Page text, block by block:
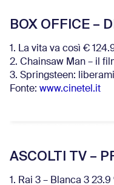
BOX OFFICE –
1. La vita va così €
2. Chainsaw Man – il
3. Springsteen:
Fonte: www.cinetel.it
ASCOLTI TV –
1. Rai 3 – Blanca 3 23.9